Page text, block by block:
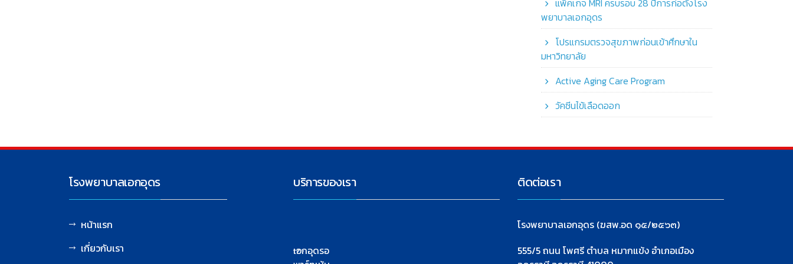
พยาบาลเอกอุดร
โปรแกรมตรวจสุขภาพก่อนเข้าศึกษาใน
มหาวิทยาลัย
Active Aging Care Program
วัคซีนไข้เลือดออก
โรงพยาบาลเอกอุดร
หน้าแรก
เกี่ยวกับเรา
บริการของเรา
เอกอุดรอ
ติดต่อเรา
โรงพยาบาลเอกอุดร (ฆสพ.อด ๑๕/๒๕๖๓)
555/5 ถนน โพศรี ตำบล หมากแข้ง อำเภอเมือง